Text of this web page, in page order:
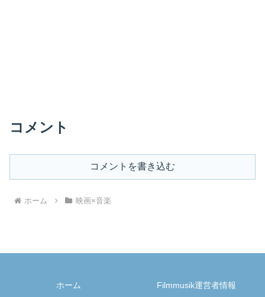
コメント
コメントを書き込む
ホーム 映画×音楽
ホーム Filmmusik運営者情報